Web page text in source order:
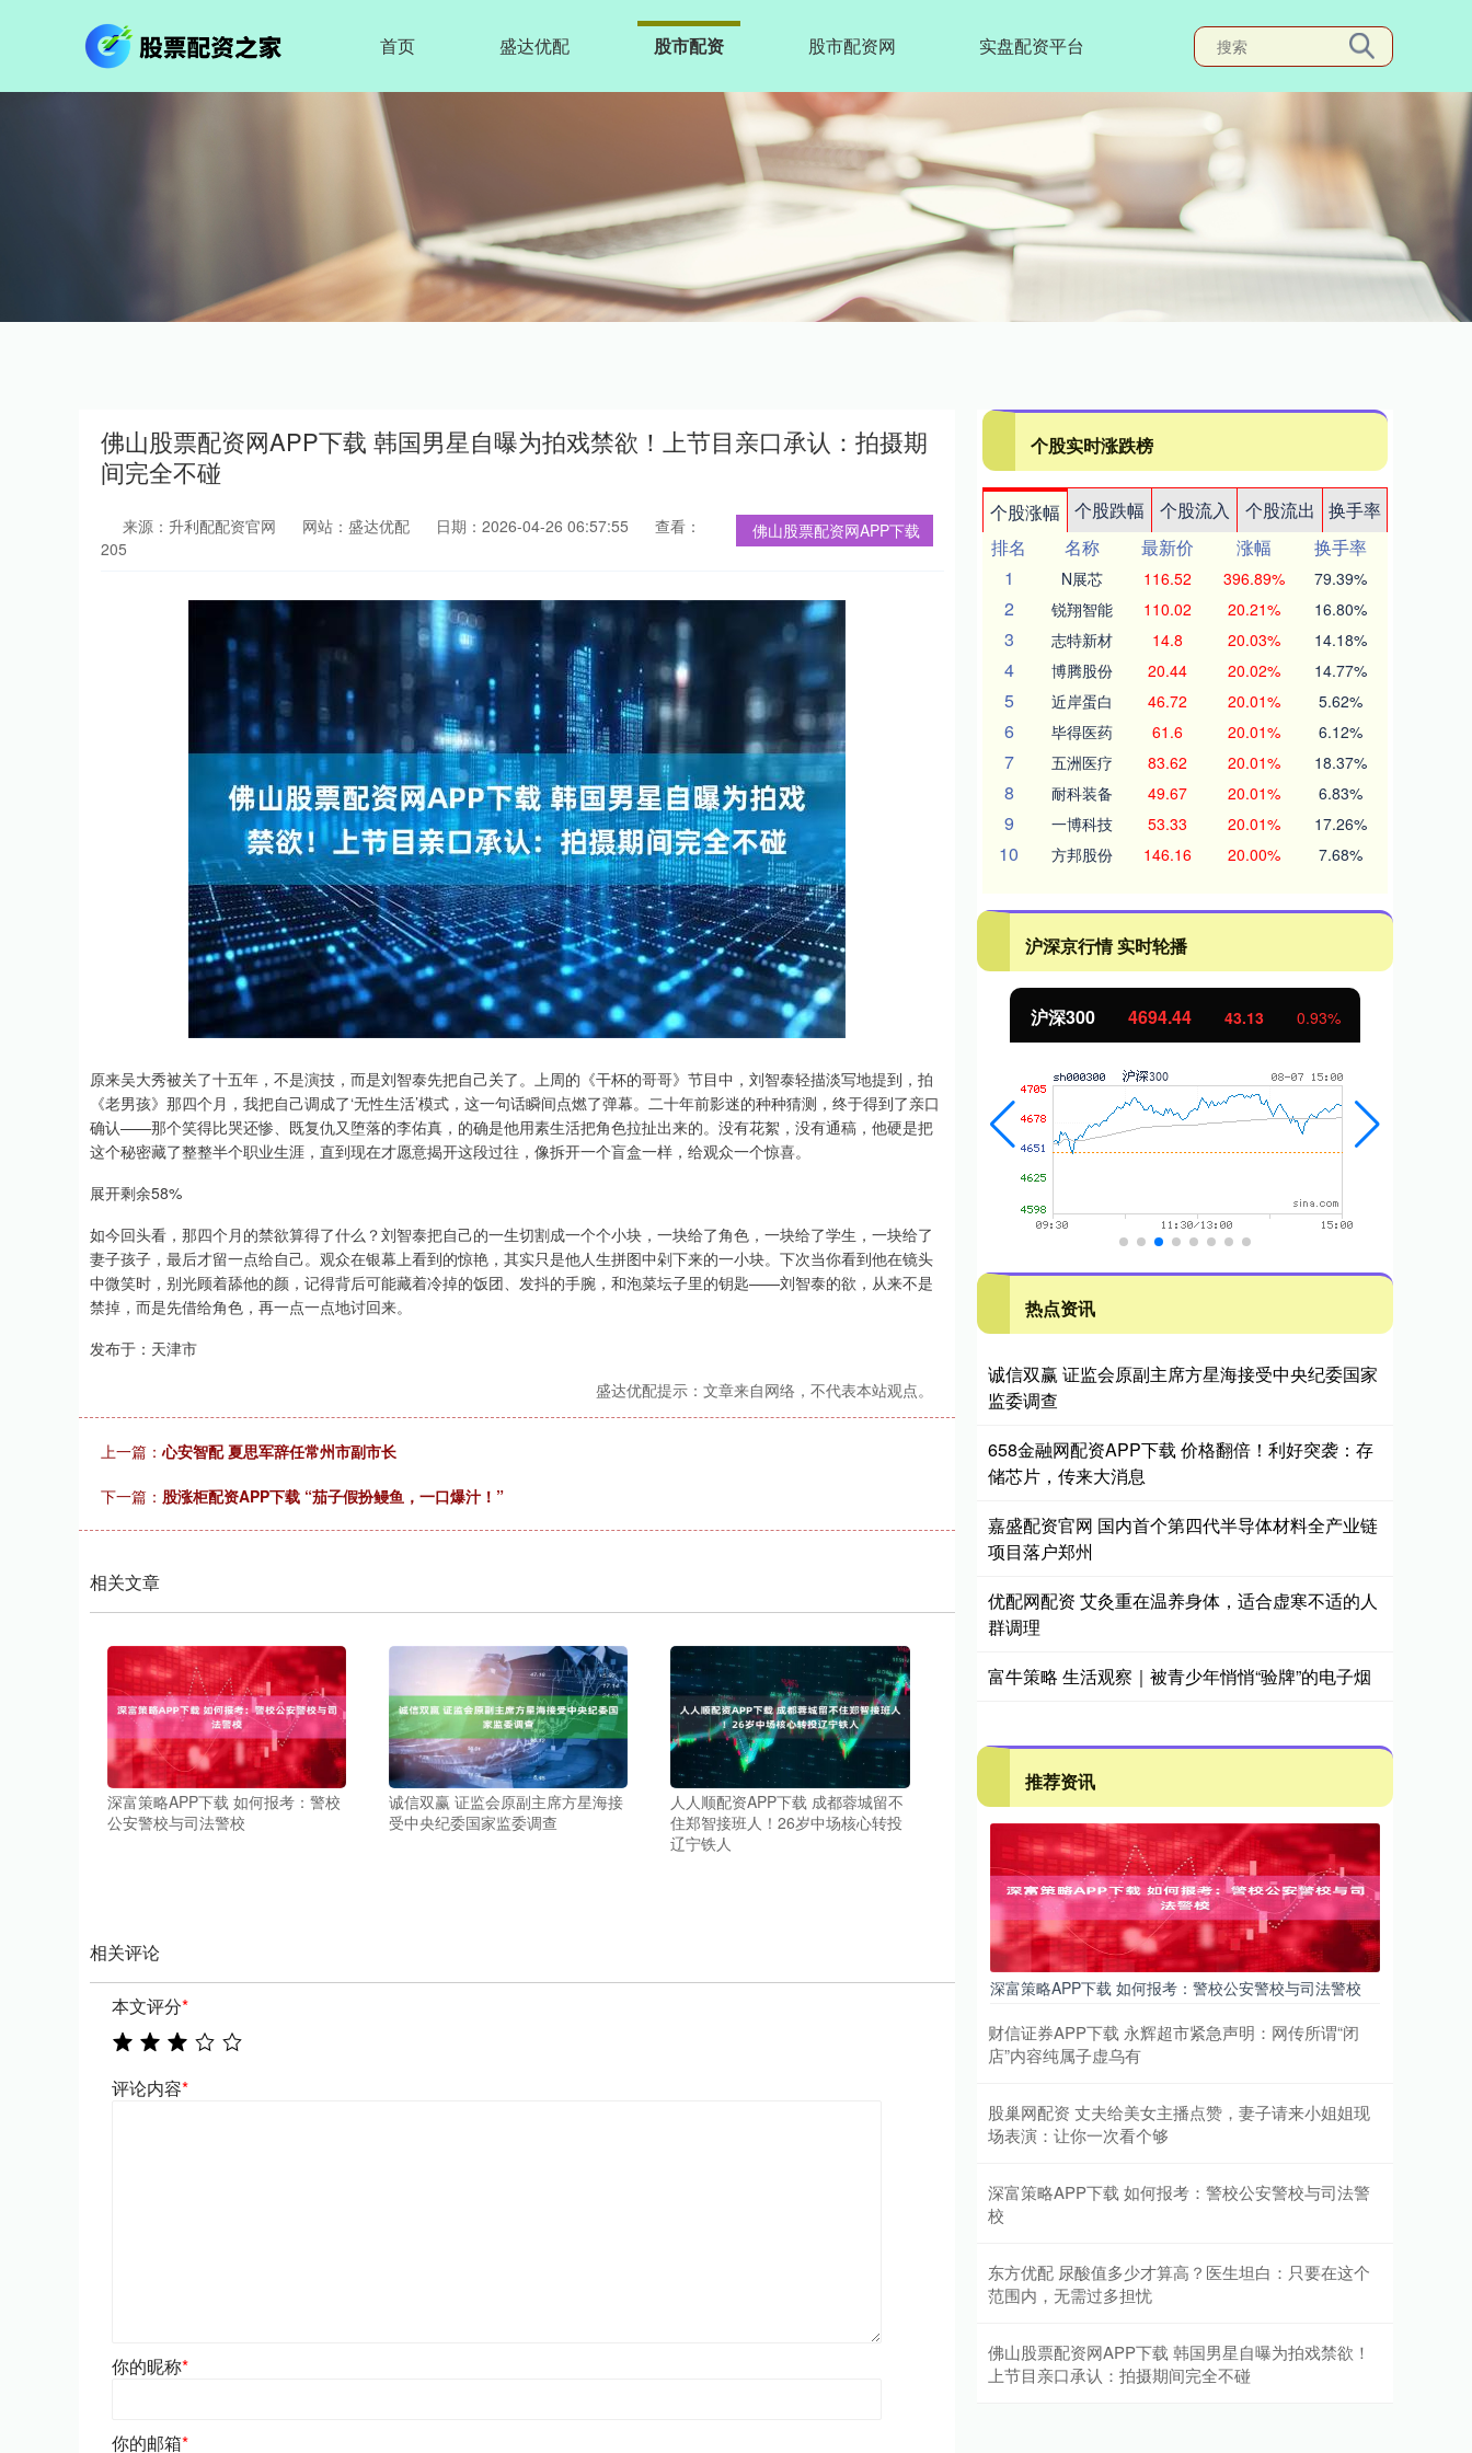
首页 盛达优配 股市配资 股市配资网 实盘配资平台
佛山股票配资网APP下载 韩国男星自曝为拍戏禁欲！上节目亲口承认：拍摄期
间完全不碰
佛山股票配资网APP下载
来源：升利配配资官网 网站：盛达优配 日期：2026-04-26 06:57:55
查看：
205
原来吴大秀被关了十五年，不是演技，而是刘智泰先把自己关了。上周的《干杯的哥哥》节目中，刘智泰轻描淡写地提到，拍
《老男孩》那四个月，我把自己调成了‘无性生活’模式，这一句话瞬间点燃了弹幕。二十年前影迷的种种猜测，终于得到了亲口
确认——那个笑得比哭还惨、既复仇又堕落的李佑真，的确是他用素生活把角色拉扯出来的。没有花絮，没有通稿，他硬是把
这个秘密藏了整整半个职业生涯，直到现在才愿意揭开这段过往，像拆开一个盲盒一样，给观众一个惊喜。
展开剩余58%
如今回头看，那四个月的禁欲算得了什么？刘智泰把自己的一生切割成一个个小块，一块给了角色，一块给了学生，一块给了
妻子孩子，最后才留一点给自己。观众在银幕上看到的惊艳，其实只是他人生拼图中剁下来的一小块。下次当你看到他在镜头
中微笑时，别光顾着舔他的颜，记得背后可能藏着冷掉的饭团、发抖的手腕，和泡菜坛子里的钥匙——刘智泰的欲，从来不是
禁掉，而是先借给角色，再一点一点地讨回来。
发布于：天津市
盛达优配提示：文章来自网络，不代表本站观点。
上一篇： 心安智配 夏思军辞任常州市副市长
下一篇： 股涨柜配资APP下载 “茄子假扮鳗鱼，一口爆汁！”
相关文章
深富策略APP下载 如何报考：警校
公安警校与司法警校
诚信双赢 证监会原副主席方星海接
受中央纪委国家监委调查
人人顺配资APP下载 成都蓉城留不
住郑智接班人！26岁中场核心转投
辽宁铁人
相关评论
本文评分*
评论内容*
你的昵称*
你的邮箱*
个股实时涨跌榜
个股涨幅 个股跌幅 个股流入 个股流出
换手率
排名
名称 最新价 涨幅
换手率
1
N展芯 116.52 396.89% 79.39%
2 锐翔智能 110.02 20.21% 16.80%
3 志特新材 14.8 20.03% 14.18%
4 博腾股份 20.44 20.02% 14.77%
5 近岸蛋白 46.72 20.01% 5.62%
6 毕得医药 61.6 20.01% 6.12%
7 五洲医疗 83.62 20.01% 18.37%
8 耐科装备 49.67 20.01% 6.83%
9 一博科技 53.33 20.01% 17.26%
10 方邦股份 146.16 20.00% 7.68%
沪深京行情 实时轮播
上证指数 3940.04 39.68 1.02% 深证成指 14311.01 200.89 沪深300 4694.44 43.13 0.93%
热点资讯
诚信双赢 证监会原副主席方星海接受中央纪委国家
监委调查
658金融网配资APP下载 价格翻倍！利好突袭：存
储芯片，传来大消息
嘉盛配资官网 国内首个第四代半导体材料全产业链
项目落户郑州
优配网配资 艾灸重在温养身体，适合虚寒不适的人
群调理
富牛策略 生活观察｜被青少年悄悄“验牌”的电子烟
推荐资讯
深富策略APP下载 如何报考：警校公安警校与司法警校
财信证券APP下载 永辉超市紧急声明：网传所谓“闭
店”内容纯属子虚乌有
股巢网配资 丈夫给美女主播点赞，妻子请来小姐姐现
场表演：让你一次看个够
深富策略APP下载 如何报考：警校公安警校与司法警
校
东方优配 尿酸值多少才算高？医生坦白：只要在这个
范围内，无需过多担忧
佛山股票配资网APP下载 韩国男星自曝为拍戏禁欲！
上节目亲口承认：拍摄期间完全不碰